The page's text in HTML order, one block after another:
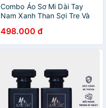
Combo Áo Sơ Mi Dài Tay
Nam Xanh Than Sợi Tre Và
Trung Niên ANCHI
498.000 đ